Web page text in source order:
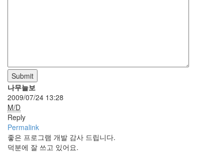
Submit
나무늘보
2009/07/24 13:28
M/D
Reply
Permalink
좋은 프로그램 개발 감사 드립니다.
덕분에 잘 쓰고 있어요.
모
델
전
기
차